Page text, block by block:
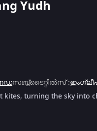
Yudh
സബ്ബ്ടൈറ്റിൽസ്:
turning the sky into